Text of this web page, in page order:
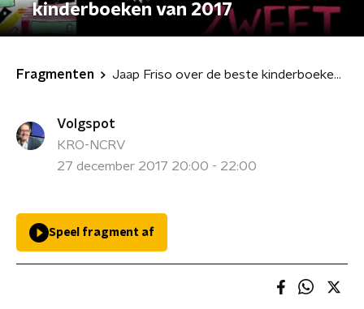
kinderboeken van 2017
Fragmenten Jaap Friso over de beste kinderboeken van 2017
Volgspot
KRO-NCRV
27 december 2017 20:00 - 22:00
Speel fragment af